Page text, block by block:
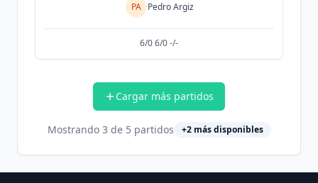
PA
Pedro Argiz
6/0 6/0 -/-
Cargar más partidos
Mostrando 3 de 5 partidos +2más disponibles